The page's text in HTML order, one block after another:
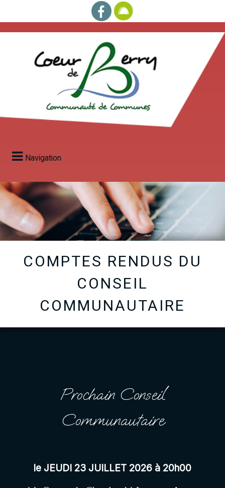
Navigation
COMPTES RENDUS DU
CONSEIL
COMMUNAUTAIRE
Prochain Conseil
Communautaire
le JEUDI 23 JUILLET 2026 à 20h00